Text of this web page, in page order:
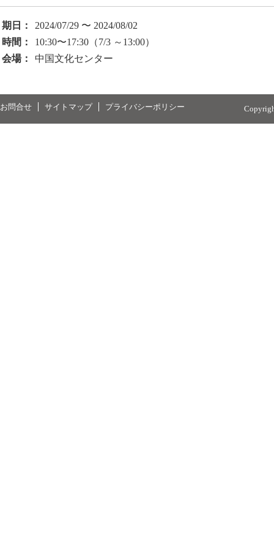
期日：
2024/07/29 〜 2024/08/02
時間：
10:30〜17:30（7/3 ～13:00）
会場：
中国文化センター
お問合せ サイトマップ プライバシーポリシー